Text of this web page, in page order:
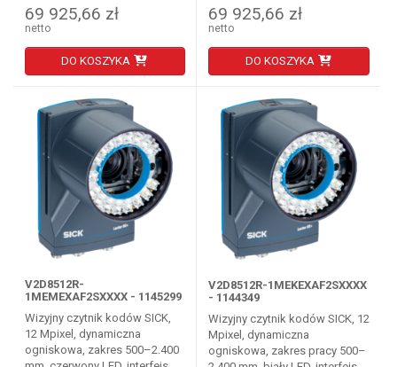
69 925,66 zł
netto
DO KOSZYKA
69 925,66 zł
netto
DO KOSZYKA
V2D8512R-
1MEMEXAF2SXXXX - 1145299
Wizyjny czytnik kodów SICK,
12 Mpixel, dynamiczna
ogniskowa, zakres 500–2.400
V2D8512R-1MEKEXAF2SXXXX
- 1144349
Wizyjny czytnik kodów SICK, 12
Mpixel, dynamiczna
ogniskowa, zakres pracy 500–